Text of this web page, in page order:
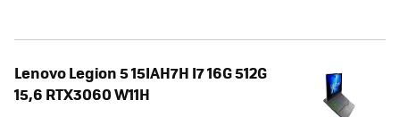
Lenovo Legion 5 15IAH7H I7 16G 512G
15,6 RTX3060 W11H